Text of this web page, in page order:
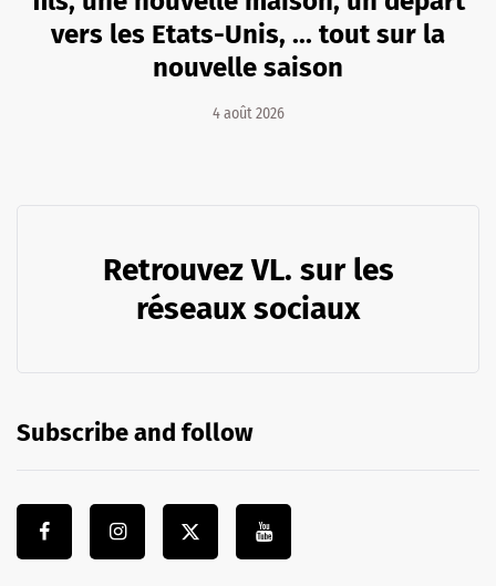
vers les Etats-Unis, ... tout sur la
nouvelle saison
4 août 2026
Retrouvez VL. sur les
réseaux sociaux
Subscribe and follow